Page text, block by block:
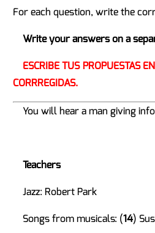
For each question, write the
Write your answers on a
ESCRIBE TUS PROPUESTAS
CORRREGIDAS.
You will hear a man giving
Teachers
Jazz: Robert Park
Songs from musicals: (14)